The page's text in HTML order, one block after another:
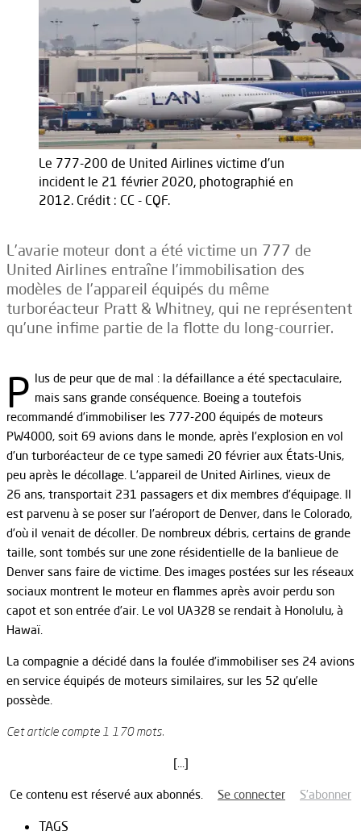
Le 777-200 de United Airlines victime d'un
incident le 21 février 2020, photographié en
2012. Crédit : CC - CQF.
L’avarie moteur dont a été victime un 777 de
United Airlines entraîne l’immobilisation des
modèles de l’appareil équipés du même
turboréacteur Pratt & Whitney, qui ne représentent
qu’une infime partie de la flotte du long-courrier.
P lus de peur que de mal : la défaillance a été spectaculaire,
mais sans grande conséquence. Boeing a toutefois
recommandé d’immobiliser les 777-200 équipés de moteurs
PW4000, soit 69 avions dans le monde, après l’explosion en vol
d’un turboréacteur de ce type samedi 20 février aux États-Unis,
peu après le décollage. L’appareil de United Airlines, vieux de
26 ans, transportait 231 passagers et dix membres d’équipage. Il
est parvenu à se poser sur l’aéroport de Denver, dans le Colorado,
d’où il venait de décoller. De nombreux débris, certains de grande
taille, sont tombés sur une zone résidentielle de la banlieue de
Denver sans faire de victime. Des images postées sur les réseaux
sociaux montrent le moteur en flammes après avoir perdu son
capot et son entrée d’air. Le vol UA328 se rendait à Honolulu, à
Hawaï.
La compagnie a décidé dans la foulée d’immobiliser ses 24 avions
en service équipés de moteurs similaires, sur les 52 qu’elle
possède.
Cet article compte 1 170 mots.
[…]
Ce contenu est réservé aux abonnés. Se connecter S’abonner
TAGS